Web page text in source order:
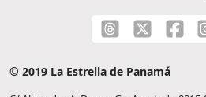
© 2019 La Estrella de Panamá